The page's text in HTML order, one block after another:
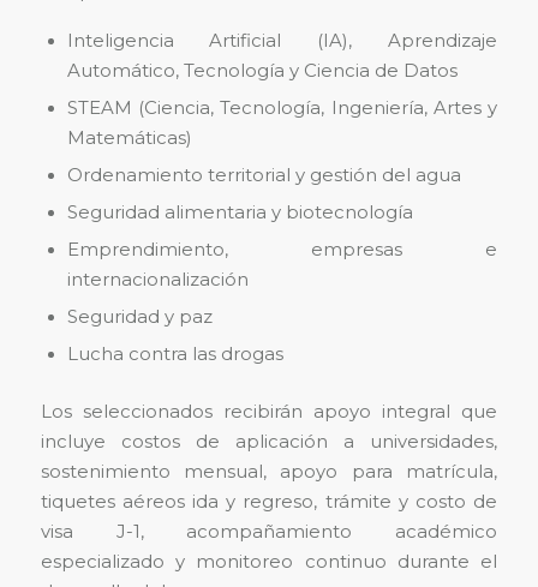
Inteligencia Artificial (IA), Aprendizaje
Automático, Tecnología y Ciencia de Datos
STEAM (Ciencia, Tecnología, Ingeniería, Artes y
Matemáticas)
Ordenamiento territorial y gestión del agua
Seguridad alimentaria y biotecnología
Emprendimiento, empresas e
internacionalización
Seguridad y paz
Lucha contra las drogas
Los seleccionados recibirán apoyo integral que
incluye costos de aplicación a universidades,
sostenimiento mensual, apoyo para matrícula,
tiquetes aéreos ida y regreso, trámite y costo de
visa J-1, acompañamiento académico
especializado y monitoreo continuo durante el